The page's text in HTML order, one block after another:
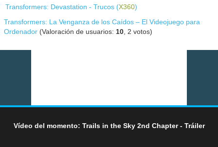
Transformers: Devastation - Trucos (X360)
Transformers: La Venganza de los Caídos – El Videojuego para
Ordenador (Valoración de usuarios: 10 2 votos)
Vídeo del momento: Trails in the Sky 2nd Chapter - Tráiler